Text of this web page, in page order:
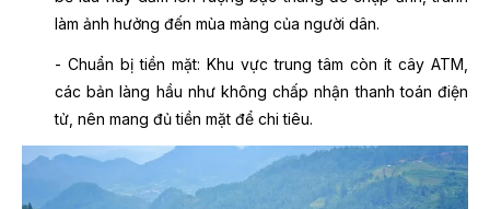
làm ảnh hưởng đến mùa màng của người dân.
- Chuẩn bị tiền mặt: Khu vực trung tâm còn ít cây ATM,
các bản làng hầu như không chấp nhận thanh toán điện
tử, nên mang đủ tiền mặt để chi tiêu.